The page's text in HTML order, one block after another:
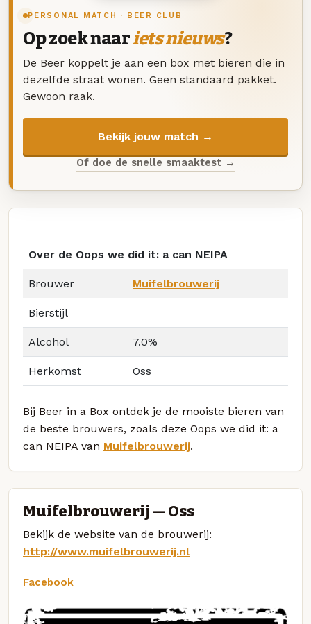
PERSONAL MATCH · BEER CLUB
Op zoek naariets nieuws?
De Beer koppelt je aan een box met bieren die in
dezelfde straat wonen. Geen standaard pakket.
Gewoon raak.
Bekijk jouw match →
Of doe de snelle smaaktest →
Over de Oops we did it: a can NEIPA
Brouwer Muifelbrouwerij
Bierstijl
Alcohol 7.0%
Herkomst Oss
Bij Beer in a Box ontdek je de mooiste bieren van
de beste brouwers, zoals deze Oops we did it: a
can NEIPA van Muifelbrouwerij.
Muifelbrouwerij — Oss
Bekijk de website van de brouwerij:
http://www.muifelbrouwerij.nl
Facebook